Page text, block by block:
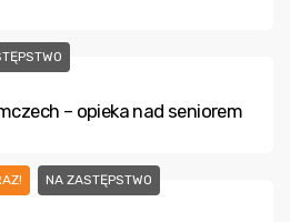
– opieka nad seniorem
NA ZASTĘPSTWO